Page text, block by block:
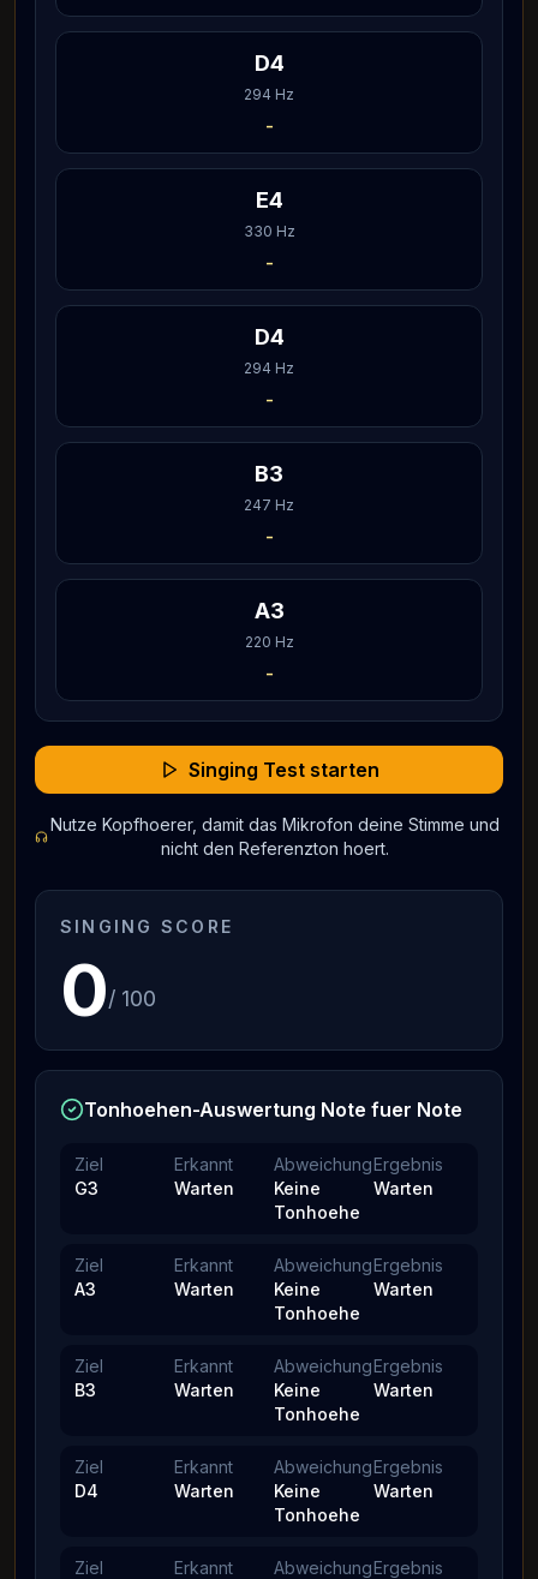
D4
294 Hz
-
E4
330 Hz
-
D4
294 Hz
-
B3
247 Hz
-
A3
220 Hz
-
Singing Test starten
Nutze Kopfhoerer, damit das Mikrofon deine Stimme und
nicht den Referenzton hoert.
SINGING SCORE
0/ 100
Tonhoehen-Auswertung Note fuer Note
Ziel
G3
Erkannt
Warten
Abweichung
Keine
Tonhoehe
Ergebnis
Warten
Ziel
A3
Erkannt
Warten
Abweichung
Keine
Tonhoehe
Ergebnis
Warten
Ziel
B3
Erkannt
Warten
Abweichung
Keine
Tonhoehe
Ergebnis
Warten
Ziel
D4
Erkannt
Warten
Abweichung
Keine
Tonhoehe
Ergebnis
Warten
Ziel
Erkannt
AbweichungErgebnis